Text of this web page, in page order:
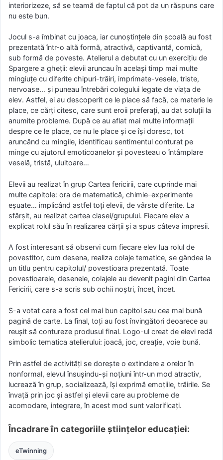
interiorizeze, să se teamă de faptul că pot da un răspuns care
nu este bun.
Jocul s-a îmbinat cu joaca, iar cunoștințele din școală au fost
prezentată într-o altă formă, atractivă, captivantă, comică,
sub formă de poveste. Atelierul a debutat cu un exercițiu de
Spargere a gheții: elevii aruncau în același timp mai multe
mingiuțe cu diferite chipuri-trăiri, imprimate-vesele, triste,
nervoase… și puneau întrebări colegului legate de viața de
elev. Astfel, ei au descoperit ce le place să facă, ce materie le
place, ce cărți citesc, care sunt eroii preferați, au dat soluții la
anumite probleme. După ce au aflat mai multe informații
despre ce le place, ce nu le place și ce își doresc, tot
aruncând cu mingile, identificau sentimentul conturat pe
minge cu ajutorul emoticoanelor și povesteau o întâmplare
veselă, tristă, uluitoare…
Elevii au realizat în grup Cartea fericirii, care cuprinde mai
multe capitole: ora de matematică, chimie-experimente
eșuate… implicând astfel toți elevii, de vârste diferite. La
sfârșit, au realizat cartea clasei/grupului. Fiecare elev a
explicat rolul său în realizarea cărții și a spus câteva impresii.
A fost interesant să observi cum fiecare elev lua rolul de
povestitor, cum desena, realiza colaje tematice, se gândea la
un titlu pentru capitolul/ povestioara prezentată. Toate
povestioarele, desenele, colajele au devenit pagini din Cartea
Fericirii, care s-a scris sub ochii noștri, încet, încet.
S-a votat care a fost cel mai bun capitol sau cea mai bună
pagină de carte. La final, toți au fost învingători deoarece au
reușit să contureze produsul final. Logo-ul creat de elevi redă
simbolic tematica atelierului: joacă, joc, creație, voie bună.
Prin astfel de activități se dorește o extindere a orelor în
nonformal, elevul însușindu-și noțiuni într-un mod atractiv,
lucrează în grup, socializează, își exprimă emoțiile, trăirile. Se
învață prin joc și astfel și elevii care au probleme de
acomodare, integrare, în acest mod sunt valorificați.
Încadrare în categoriile științelor educației:
eTwinning